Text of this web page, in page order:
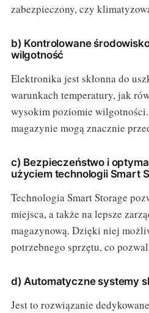
zabezpieczony, czy
b) Kontrolowane
wilgotność
Elektronika jest skłonna do
warunkach temperatury, jak
wysokim poziomie
magazynie mogą znacznie
c) Bezpieczeństwo i
użyciem technologii Smart
Technologia Smart Storage
miejsca, a także na lepsze
magazynową. Dzięki niej
potrzebnego sprzętu, co
d) Automatyczne systemy
Jest to rozwiązanie